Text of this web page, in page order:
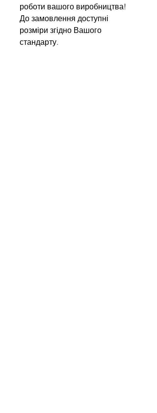
роботи вашого виробництва!
До замовлення доступні
розміри згідно Вашого
стандарту.